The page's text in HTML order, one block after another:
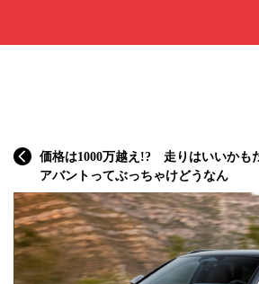
価格は1000万越え!? 走りはいいか
アバントってぶっちゃけどうなん